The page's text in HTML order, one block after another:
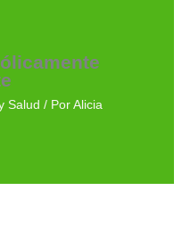
Salud / Por Alicia